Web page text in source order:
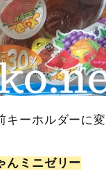
ーホルダーに変
んミニゼリー